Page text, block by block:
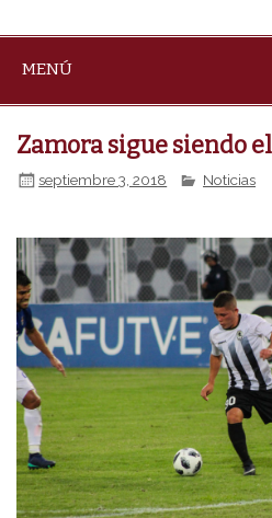
MENÚ
Zamora sigue siendo
septiembre 3, 2018 Noticias